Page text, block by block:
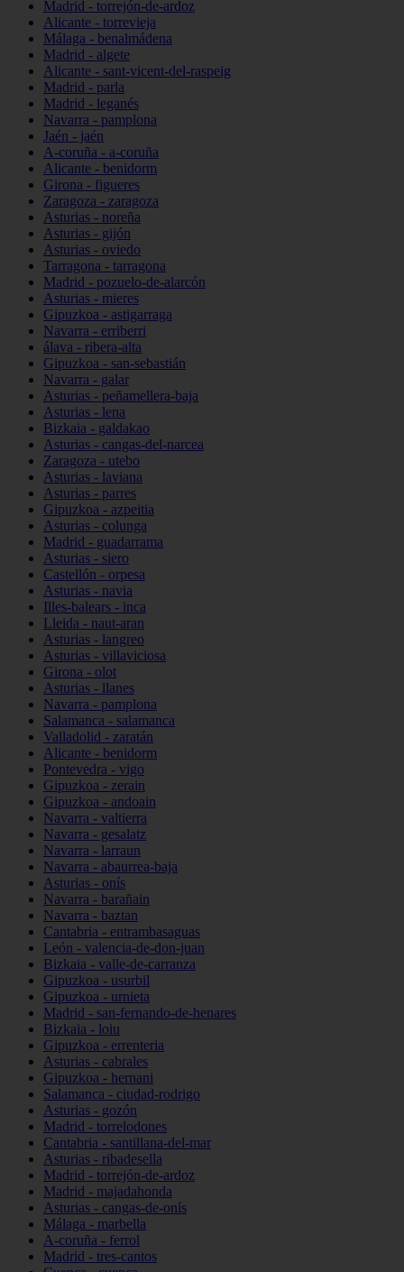
Madrid - torrejón-de-ardoz
Alicante - torrevieja
Málaga - benalmádena
Madrid - algete
Alicante - sant-vicent-del-raspeig
Madrid - parla
Madrid - leganés
Navarra - pamplona
Jaén - jaén
A-coruña - a-coruña
Alicante - benidorm
Girona - figueres
Zaragoza - zaragoza
Asturias - noreña
Asturias - gijón
Asturias - oviedo
Tarragona - tarragona
Madrid - pozuelo-de-alarcón
Asturias - mieres
Gipuzkoa - astigarraga
Navarra - erriberri
álava - ribera-alta
Gipuzkoa - san-sebastián
Navarra - galar
Asturias - peñamellera-baja
Asturias - lena
Bizkaia - galdakao
Asturias - cangas-del-narcea
Zaragoza - utebo
Asturias - laviana
Asturias - parres
Gipuzkoa - azpeitia
Asturias - colunga
Madrid - guadarrama
Asturias - siero
Castellón - orpesa
Asturias - navia
Illes-balears - inca
Lleida - naut-aran
Asturias - langreo
Asturias - villaviciosa
Girona - olot
Asturias - llanes
Navarra - pamplona
Salamanca - salamanca
Valladolid - zaratán
Alicante - benidorm
Pontevedra - vigo
Gipuzkoa - zerain
Gipuzkoa - andoain
Navarra - valtierra
Navarra - gesalatz
Navarra - larraun
Navarra - abaurrea-baja
Asturias - onís
Navarra - barañain
Navarra - baztan
Cantabria - entrambasaguas
León - valencia-de-don-juan
Bizkaia - valle-de-carranza
Gipuzkoa - usurbil
Gipuzkoa - urnieta
Madrid - san-fernando-de-henares
Bizkaia - loiu
Gipuzkoa - errenteria
Asturias - cabrales
Gipuzkoa - hernani
Salamanca - ciudad-rodrigo
Asturias - gozón
Madrid - torrelodones
Cantabria - santillana-del-mar
Asturias - ribadesella
Madrid - torrejón-de-ardoz
Madrid - majadahonda
Asturias - cangas-de-onís
Málaga - marbella
A-coruña - ferrol
Madrid - tres-cantos